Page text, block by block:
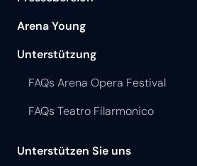
Arena Young
Unterstützung
FAQs Arena Opera Festival
FAQs Teatro Filarmonico
Unterstützen Sie uns